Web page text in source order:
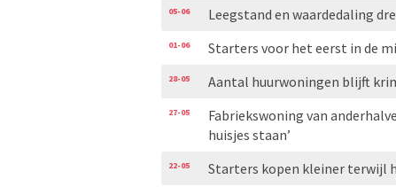
05-06 Leegstand en waardedaling
01-06 Starters voor het eerst in de
28-05 Aantal huurwoningen blijft
27-05
Fabriekswoning van
huisjes staan’
22-05 Starters kopen kleiner terwijl